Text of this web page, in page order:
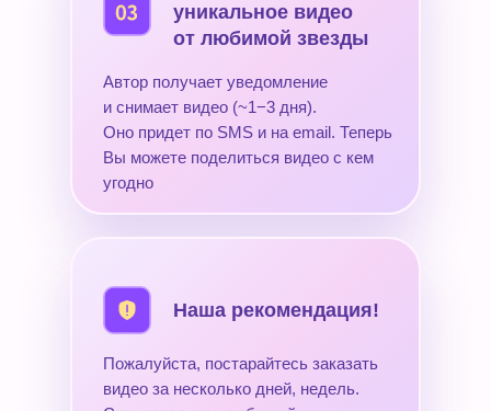
Автор получает уведомление
и снимает видео (~1−3 дня).
Оно придет по SMS и на email. Теперь
Вы можете поделиться видео с кем
угодно
уникальное видео
от любимой звезды
Пожалуйста, постарайтесь заказать
видео за несколько дней, недель.
Наша рекомендация!